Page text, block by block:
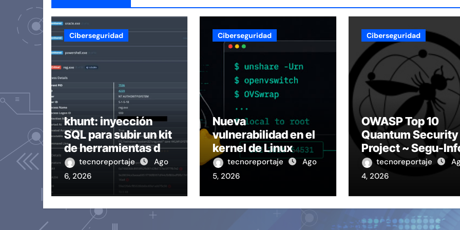
Ciberseguridad
khunt: inyección
SQL para subir un kit
de herramientas de
post-explotación a
Oracle
tecnoreportaje
Ago
6, 2026
Ciberseguridad
Nueva
vulnerabilidad en el
kernel de Linux
(OVSwrap) con
exploit activo afecta
tecnoreportaje
Ago
5, 2026
Ciberseguridad
OWASP Top 10
Quantum Security
Project ~ Segu-
tecnoreportaje
4, 2026